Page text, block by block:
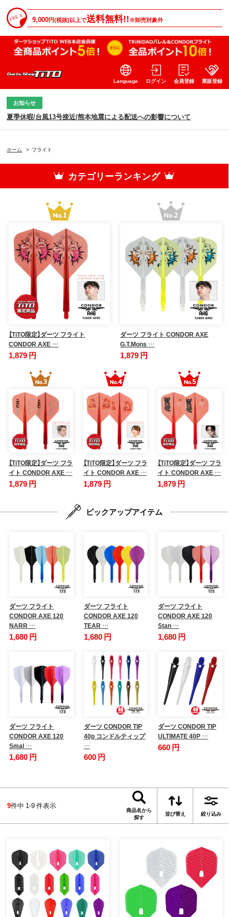
9,000円(税抜)以上で送料無料!!※卸売対象外
Language ログイン 会員登録 業販登録
お知らせ
夏季休暇/台風13号接近/熊本地震による配送への影響について
ホーム > フライト
カテゴリーランキング
【TiTO限定】ダーツ フライト
CONDOR AXE …
1,879 円
ダーツ フライト CONDOR AXE
G.T.Mons …
1,879 円
【TiTO限定】ダーツ フラ
イト CONDOR AXE …
1,879 円
【TiTO限定】ダーツ フラ
イト CONDOR AXE …
1,879 円
【TiTO限定】ダーツ フラ
イト CONDOR AXE …
1,879 円
ピックアップアイテム
ダーツ フライト
CONDOR AXE 120
NARR …
1,680 円
ダーツ フライト
CONDOR AXE 120
TEAR …
1,680 円
ダーツ フライト
CONDOR AXE 120
Stan …
1,680 円
ダーツ フライト
CONDOR AXE 120
Smal …
1,680 円
ダーツ CONDOR TIP
40p コンドルティップ
…
600 円
ダーツ CONDOR TIP
ULTIMATE 40P …
660 円
9件中 1-9 件表示
商品名から
探す
並び替え 絞り込み